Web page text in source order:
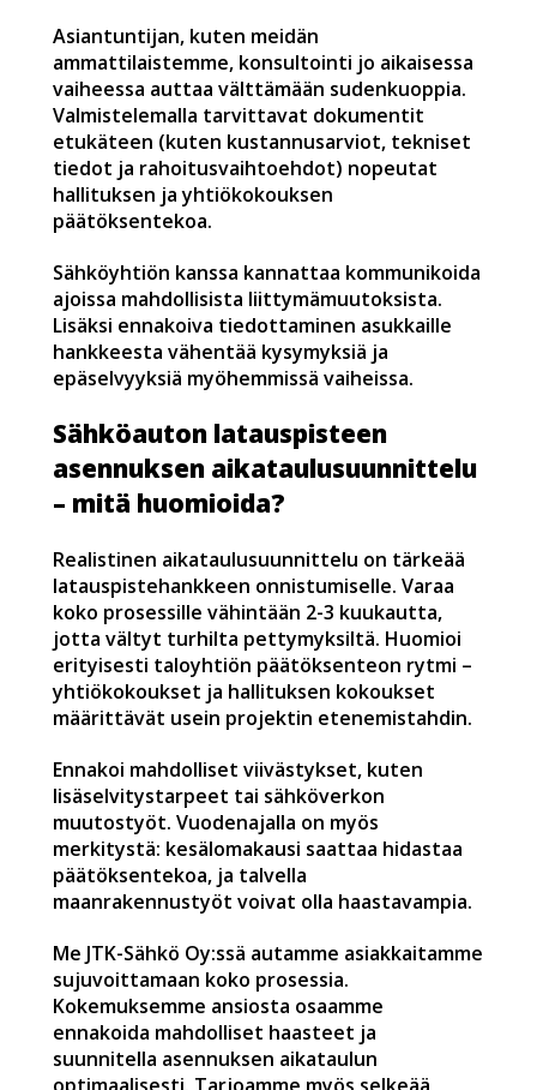
Asiantuntijan, kuten meidän
ammattilaistemme, konsultointi jo aikaisessa
vaiheessa auttaa välttämään sudenkuoppia.
Valmistelemalla tarvittavat dokumentit
etukäteen (kuten kustannusarviot, tekniset
tiedot ja rahoitusvaihtoehdot) nopeutat
hallituksen ja yhtiökokouksen
päätöksentekoa.
Sähköyhtiön kanssa kannattaa kommunikoida
ajoissa mahdollisista liittymämuutoksista.
Lisäksi ennakoiva tiedottaminen asukkaille
hankkeesta vähentää kysymyksiä ja
epäselvyyksiä myöhemmissä vaiheissa.
Sähköauton latauspisteen
asennuksen aikataulusuunnittelu
– mitä huomioida?
Realistinen aikataulusuunnittelu on tärkeää
latauspistehankkeen onnistumiselle. Varaa
koko prosessille vähintään 2-3 kuukautta,
jotta vältyt turhilta pettymyksiltä. Huomioi
erityisesti taloyhtiön päätöksenteon rytmi –
yhtiökokoukset ja hallituksen kokoukset
määrittävät usein projektin etenemistahdin.
Ennakoi mahdolliset viivästykset, kuten
lisäselvitystarpeet tai sähköverkon
muutostyöt. Vuodenajalla on myös
merkitystä: kesälomakausi saattaa hidastaa
päätöksentekoa, ja talvella
maanrakennustyöt voivat olla haastavampia.
Me JTK-Sähkö Oy:ssä autamme asiakkaitamme
sujuvoittamaan koko prosessia.
Kokemuksemme ansiosta osaamme
ennakoida mahdolliset haasteet ja
suunnitella asennuksen aikataulun